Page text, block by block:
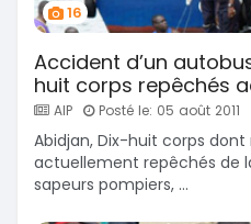
16
Accident d’un
huit corps repêchés
AIP Posté le: 05 août 2011
Abidjan, Dix-huit corps
actuellement repêchés de
sapeurs pompiers, ...